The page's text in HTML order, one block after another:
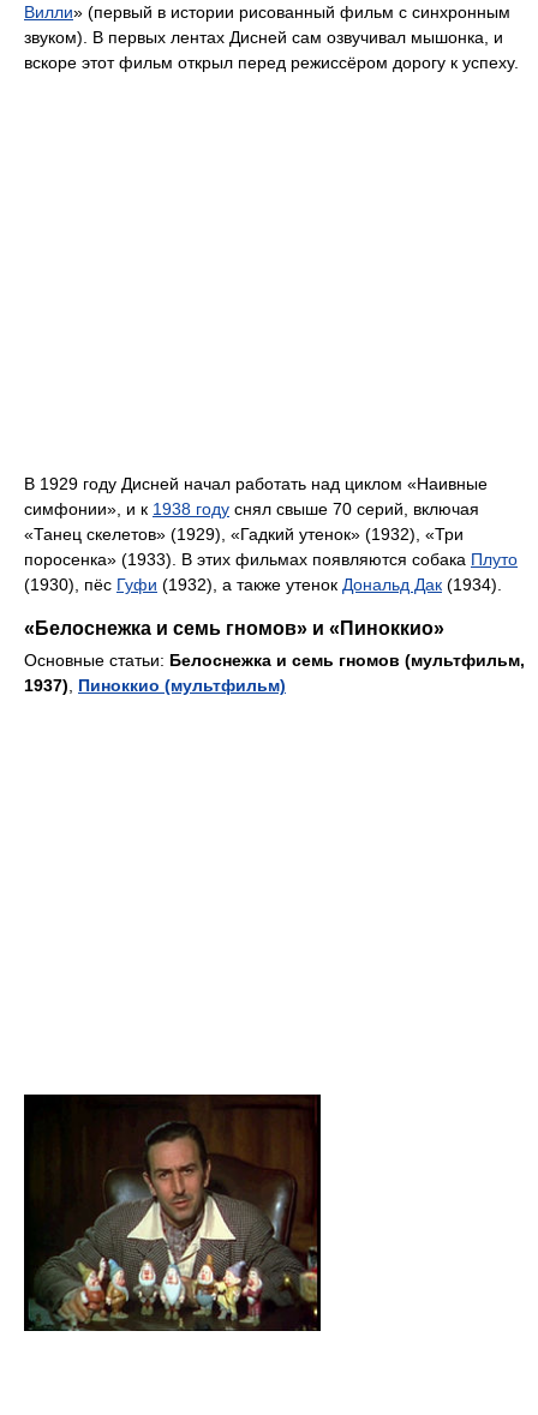
Вилли» (первый в истории рисованный фильм с синхронным
звуком). В первых лентах Дисней сам озвучивал мышонка, и
вскоре этот фильм открыл перед режиссёром дорогу к успеху.
В 1929 году Дисней начал работать над циклом «Наивные
симфонии», и к 1938 году снял свыше 70 серий, включая
«Танец скелетов» (1929), «Гадкий утенок» (1932), «Три
поросенка» (1933). В этих фильмах появляются собака Плуто
(1930), пёс Гуфи (1932), а также утенок Дональд Дак (1934).
«Белоснежка и семь гномов» и «Пиноккио»
Основные статьи: Белоснежка и семь гномов (мультфильм,
1937)
Пиноккио (мультфильм)